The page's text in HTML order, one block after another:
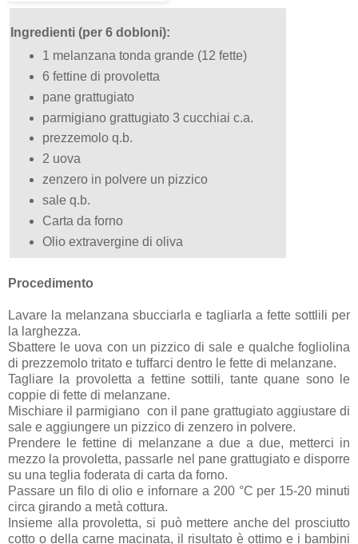
Ingredienti (per 6 dobloni):
1 melanzana tonda grande (12 fette)
6 fettine di provoletta
pane grattugiato
parmigiano grattugiato 3 cucchiai c.a.
prezzemolo q.b.
2 uova
zenzero in polvere un pizzico
sale q.b.
Carta da forno
Olio extravergine di oliva
Procedimento
Lavare la melanzana sbucciarla e tagliarla a fette sottlili per
la larghezza.
Sbattere le uova con un pizzico di sale e qualche fogliolina
di prezzemolo tritato e tuffarci dentro le fette di melanzane.
Tagliare la provoletta a fettine sottili, tante quane sono le
coppie di fette di melanzane.
Mischiare il parmigiano con il pane grattugiato aggiustare di
sale e aggiungere un pizzico di zenzero in polvere.
Prendere le fettine di melanzane a due a due, metterci in
mezzo la provoletta, passarle nel pane grattugiato e disporre
su una teglia foderata di carta da forno.
Passare un filo di olio e infornare a 200 °C per 15-20 minuti
circa girando a metà cottura.
Insieme alla provoletta, si può mettere anche del prosciutto
cotto o della carne macinata, il risultato è ottimo e i bambini